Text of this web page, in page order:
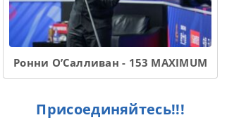
Ронни О’Салливан - 153 MAXIMUM
Присоединяйтесь!!!